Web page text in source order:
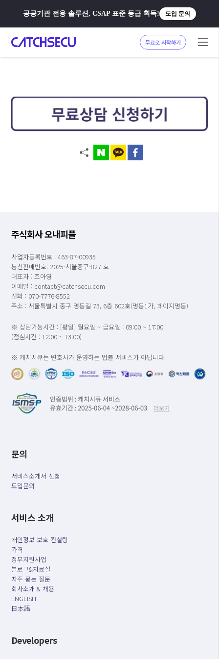
공공기관 전용 솔루션, CSAP 표준 등급 획득! 도입 문의
무료로 시작하기
주식회사 오내피플
사업자등록번호 : 463-87-00935
통신판매번호: 2025-서울중구-827 호
대표자 : 조아영
이메일 : contact@catchsecu.com
전화 : 070-7776-8552
주소 : 서울특별시 중구 명동길 73, 6층 602호(명동1가, 페이지명동)
※ 상담가능시간 : [평일] 월요일 ~ 금요일 : 09:00 ~ 17:00
(점심시간 : 12:00 ~ 13:00)
※ 캐치시큐는 변호사가 운영하는 법률 서비스가 아닙니다.
문의
서비스소개서 신청
도입문의
서비스 소개
개인정보 보호 컨설팅
가격
정부지원사업
블로그&자료실
자주 묻는 질문
회사소개 & 채용
ENGLISH
日本語
Developers